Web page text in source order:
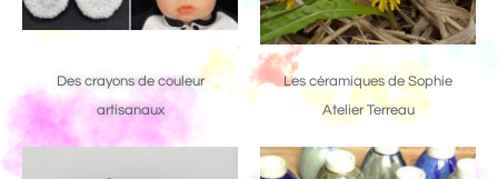
Des crayons de couleur
artisanaux
Les céramiques de Sophie
Atelier Terreau